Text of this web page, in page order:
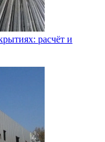
расчёт и